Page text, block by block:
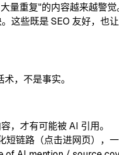
量重复"的内容越来越警觉
些既是 SEO 友好，也
，不是事实。
，才有可能被 AI 引用。
链路（点击进网页），